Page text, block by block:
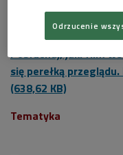
Posłuchaj, co o
Iluzjon (406,88 KB)
Posłuchaj, jaki film
się perełką
(638,62 KB)
Tematyka
Odrzucenie